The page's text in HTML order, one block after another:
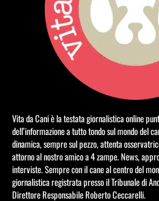
Vita da Cani è la testata giornalistica online
dell’informazione a tutto tondo sul mondo del
dinamica, sempre sul pezzo, attenta
attorno al nostro amico a 4 zampe. News,
interviste. Sempre con il cane al centro del
giornalistica registrata presso il Tribunale di
Direttore Responsabile Roberto Ceccarelli.